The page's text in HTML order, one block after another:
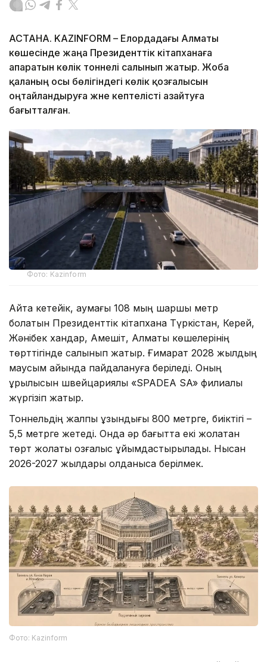
АСТАНА. KAZINFORM – Елордадағы Алматы
көшесінде жаңа Президенттік кітапханаға
апаратын көлік тоннелі салынып жатыр. Жоба
қаланың осы бөлігіндегі көлік қозғалысын
оңтайландыруға және кептелісті азайтуға
бағытталған.
Фото: Kazinform
Айта кетейік, аумағы 108 мың шаршы метр
болатын Президенттік кітапхана Түркістан, Керей,
Жәнібек хандар, Ақмешіт, Алматы көшелерінің
төрттігінде салынып жатыр. Ғимарат 2028 жылдың
маусым айында пайдалануға беріледі. Оның
құрылысын швейцариялық «SPADEA SA» филиалы
жүргізіп жатыр.
Тоннельдің жалпы ұзындығы 800 метрге, биіктігі –
5,5 метрге жетеді. Онда әр бағытта екі жолақтан
төрт жолақты қозғалыс ұйымдастырылады. Нысан
2026-2027 жылдары қолданысқа берілмек.
Фото: Kazinform